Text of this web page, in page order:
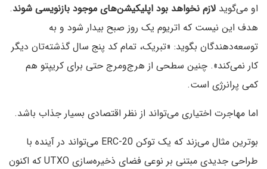
او می‌گوید لازم نخواهد بود اپلیکیشن‌های موجود بازنویسی شوند.
هدف این نیست که اتریوم یک روز صبح بیدار شود و به
توسعه‌دهندگان بگوید: «تبریک، تمام کد پنج سال گذشته‌تان دیگر
کار نمی‌کند». چنین سطحی از هرج‌ومرج حتی برای کریپتو هم
کمی پرانرژی است.
اما مهاجرت اختیاری می‌تواند از نظر اقتصادی بسیار جذاب باشد.
بوترین مثال می‌زند که یک توکن ERC-20 می‌تواند در آینده با
طراحی جدیدی مبتنی بر نوعی فضای ذخیره‌سازی UTXO که اکنون